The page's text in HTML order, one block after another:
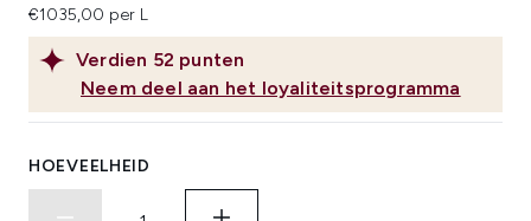
Verdien 52 punten
Neem deel aan het loyaliteitsprogramma
€1035,00 per L
HOEVEELHEID